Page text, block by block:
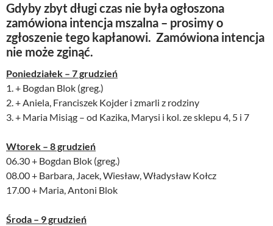
Gdyby zbyt długi czas nie była ogłoszona
zamówiona intencja mszalna – prosimy o
zgłoszenie tego kapłanowi. Zamówiona intencja
nie może zginąć.
Poniedziałek – 7 grudzień
1. + Bogdan Blok (greg.)
2. + Aniela, Franciszek Kojder i zmarli z rodziny
3. + Maria Misiąg – od Kazika, Marysi i kol. ze sklepu 4, 5 i 7
Wtorek – 8 grudzień
06.30 + Bogdan Blok (greg.)
08.00 + Barbara, Jacek, Wiesław, Władysław Kołcz
17.00 + Maria, Antoni Blok
Środa – 9 grudzień